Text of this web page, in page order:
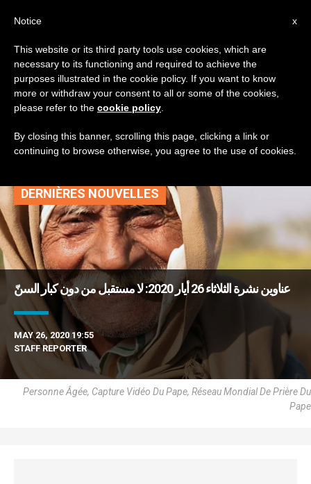
TAG
Posts Tagged
‘العلاقات الإنسانية’
DERNIÈRES NOUVELLES
عناوين نشرة الثلاثاء 26 أيار 2020: لا مستقبل من دون كبار السنّ
MAY 26, 2020 19:55
STAFF REPORTER
Personne Âgée, Capture Vidéo Du Pape, Réseau Mondial De Prière Du
Pape
x
Notice
This website or its third party tools use cookies, which are
necessary to its functioning and required to achieve the
purposes illustrated in the cookie policy. If you want to know
more or withdraw your consent to all or some of the cookies,
please refer to the cookie policy
By closing this banner, scrolling this page, clicking a link or
continuing to browse otherwise, you agree to the use of cookies.